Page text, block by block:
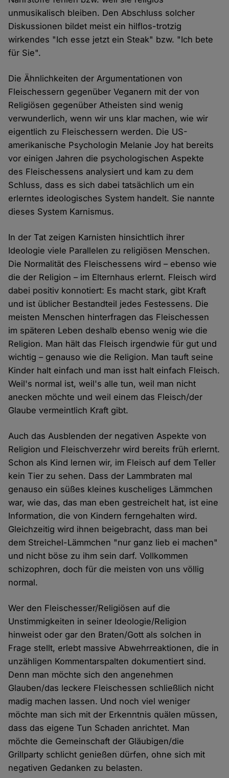
unmusikalisch bleiben. Den Abschluss solcher
Diskussionen bildet meist ein hilflos-trotzig
wirkendes "Ich esse jetzt ein Steak" bzw. "Ich bete
für Sie".
Die Ähnlichkeiten der Argumentationen von
Fleischessern gegenüber Veganern mit der von
Religiösen gegenüber Atheisten sind wenig
verwunderlich, wenn wir uns klar machen, wie wir
eigentlich zu Fleischessern werden. Die US-
amerikanische Psychologin Melanie Joy hat bereits
vor einigen Jahren die psychologischen Aspekte
des Fleischessens analysiert und kam zu dem
Schluss, dass es sich dabei tatsächlich um ein
erlerntes ideologisches System handelt. Sie nannte
dieses System Karnismus.
In der Tat zeigen Karnisten hinsichtlich ihrer
Ideologie viele Parallelen zu religiösen Menschen.
Die Normalität des Fleischessens wird – ebenso wie
die der Religion – im Elternhaus erlernt. Fleisch wird
dabei positiv konnotiert: Es macht stark, gibt Kraft
und ist üblicher Bestandteil jedes Festessens. Die
meisten Menschen hinterfragen das Fleischessen
im späteren Leben deshalb ebenso wenig wie die
Religion. Man hält das Fleisch irgendwie für gut und
wichtig – genauso wie die Religion. Man tauft seine
Kinder halt einfach und man isst halt einfach Fleisch.
Weil's normal ist, weil's alle tun, weil man nicht
anecken möchte und weil einem das Fleisch/der
Glaube vermeintlich Kraft gibt.
Auch das Ausblenden der negativen Aspekte von
Religion und Fleischverzehr wird bereits früh erlernt.
Schon als Kind lernen wir, im Fleisch auf dem Teller
kein Tier zu sehen. Dass der Lammbraten mal
genauso ein süßes kleines kuscheliges Lämmchen
war, wie das, das man eben gestreichelt hat, ist eine
Information, die von Kindern ferngehalten wird.
Gleichzeitig wird ihnen beigebracht, dass man bei
dem Streichel-Lämmchen "nur ganz lieb ei machen"
und nicht böse zu ihm sein darf. Vollkommen
schizophren, doch für die meisten von uns völlig
normal.
Wer den Fleischesser/Religiösen auf die
Unstimmigkeiten in seiner Ideologie/Religion
hinweist oder gar den Braten/Gott als solchen in
Frage stellt, erlebt massive Abwehrreaktionen, die in
unzähligen Kommentarspalten dokumentiert sind.
Denn man möchte sich den angenehmen
Glauben/das leckere Fleischessen schließlich nicht
madig machen lassen. Und noch viel weniger
möchte man sich mit der Erkenntnis quälen müssen,
dass das eigene Tun Schaden anrichtet. Man
möchte die Gemeinschaft der Gläubigen/die
Grillparty schlicht genießen dürfen, ohne sich mit
negativen Gedanken zu belasten.